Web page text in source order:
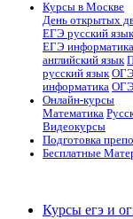
Курсы в Москве
День открытых
ЕГЭ русский язык
ЕГЭ информатика
английский язык
русский язык ОГЭ
информатика ОГЭ
Онлайн-курсы
Математика
Видеокурсы
Подготовка
Бесплатные
Курсы егэ и